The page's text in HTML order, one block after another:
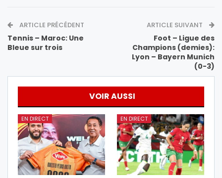
ARTICLE PRÉCÉDENT
Tennis – Maroc: Une
Bleue sur trois
ARTICLE SUIVANT
Foot – Ligue des
Champions (demies):
Lyon – Bayern Munich
(0-3)
VOIR AUSSI
EN DIRECT EN DIRECT